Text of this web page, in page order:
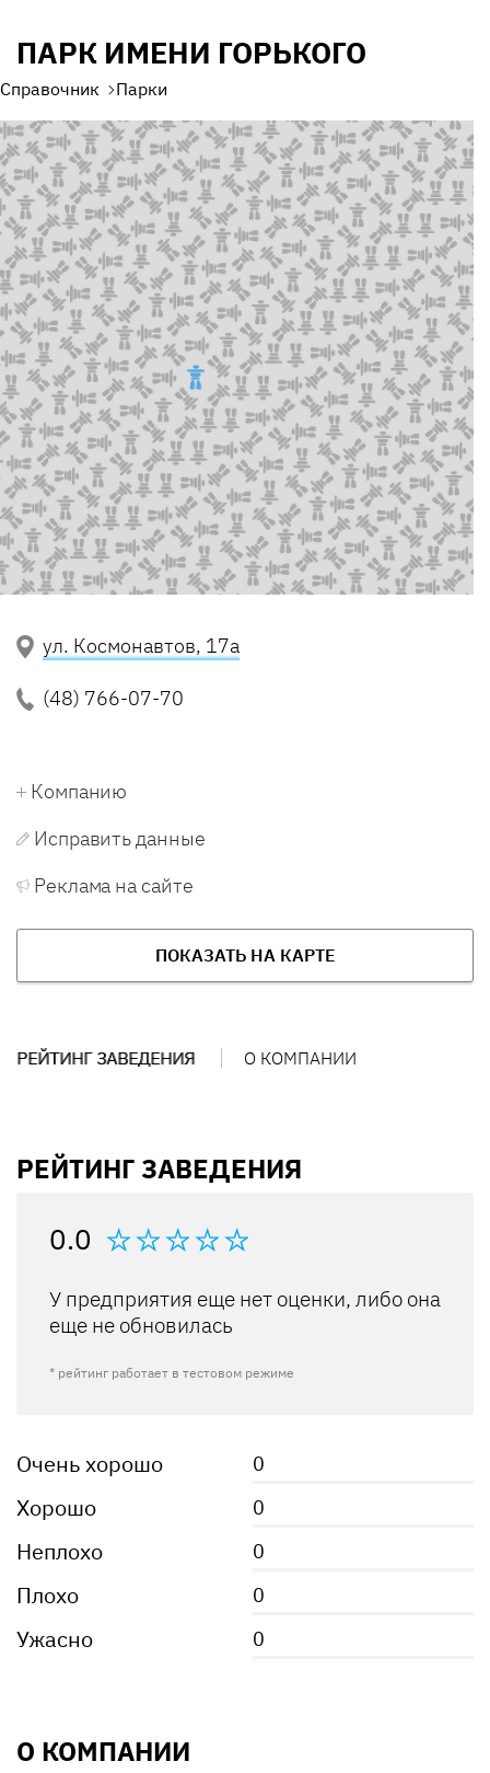
ПАРК ИМЕНИ ГОРЬКОГО
Справочник Парки
Компанию
Исправить данные
Реклама на сайте
ПОКАЗАТЬ НА КАРТЕ
ул. Космонавтов, 17а
(48) 766-07-70
РЕЙТИНГ ЗАВЕДЕНИЯ О КОМПАНИИ
РЕЙТИНГ ЗАВЕДЕНИЯ
0.0
У предприятия еще нет оценки, либо она
еще не обновилась
* рейтинг работает в тестовом режиме
Очень хорошо 0
Хорошо 0
Неплохо 0
Плохо 0
Ужасно 0
О КОМПАНИИ